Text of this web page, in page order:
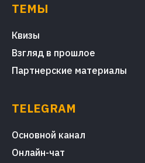
ТЕМЫ
Квизы
Взгляд в прошлое
Партнерские материалы
TELEGRAM
Основной канал
Онлайн-чат